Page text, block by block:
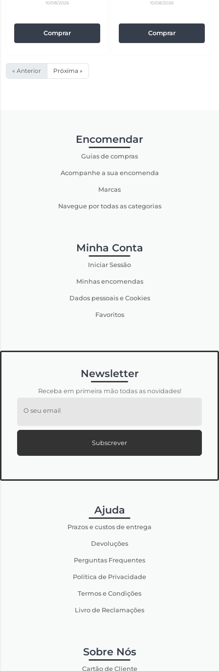
10/08/2026
Comprar
10/08/2026
Comprar
« Anterior Próxima »
Encomendar
Guias de compras
Acompanhe a sua encomenda
Marcas
Navegue por todas as categorias
Minha Conta
Iniciar Sessão
Minhas encomendas
Dados pessoais e Cookies
Favoritos
Newsletter
Receba em primeira mão todas as novidades!
O seu email
Subscrever
Ajuda
Prazos e custos de entrega
Devoluções
Perguntas Frequentes
Política de Privacidade
Termos e Condições
Livro de Reclamações
Sobre Nós
Cartão de Cliente